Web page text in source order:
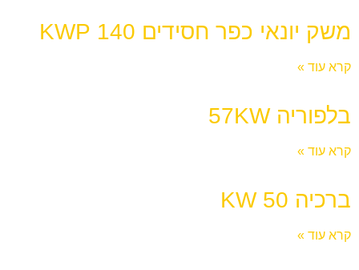
משק יונאי כפר חסידים 140 KWP
קרא עוד »
בלפוריה 57KW
קרא עוד »
ברכיה KW 50
קרא עוד »